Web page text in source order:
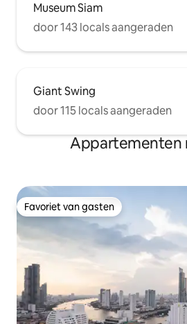
Museum Siam
door 143 locals aangeraden
Giant Swing
door 115 locals aangeraden
Appartementen
Favoriet van gasten
Favoriet van gasten